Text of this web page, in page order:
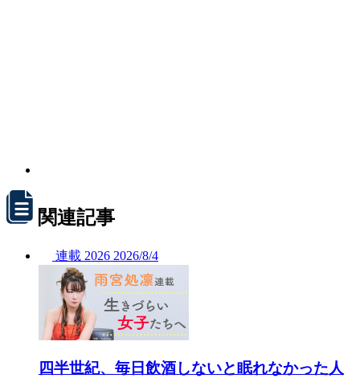
関連記事
連載 2026 2026/8/4
四半世紀、毎日飲酒しないと眠れなかった人